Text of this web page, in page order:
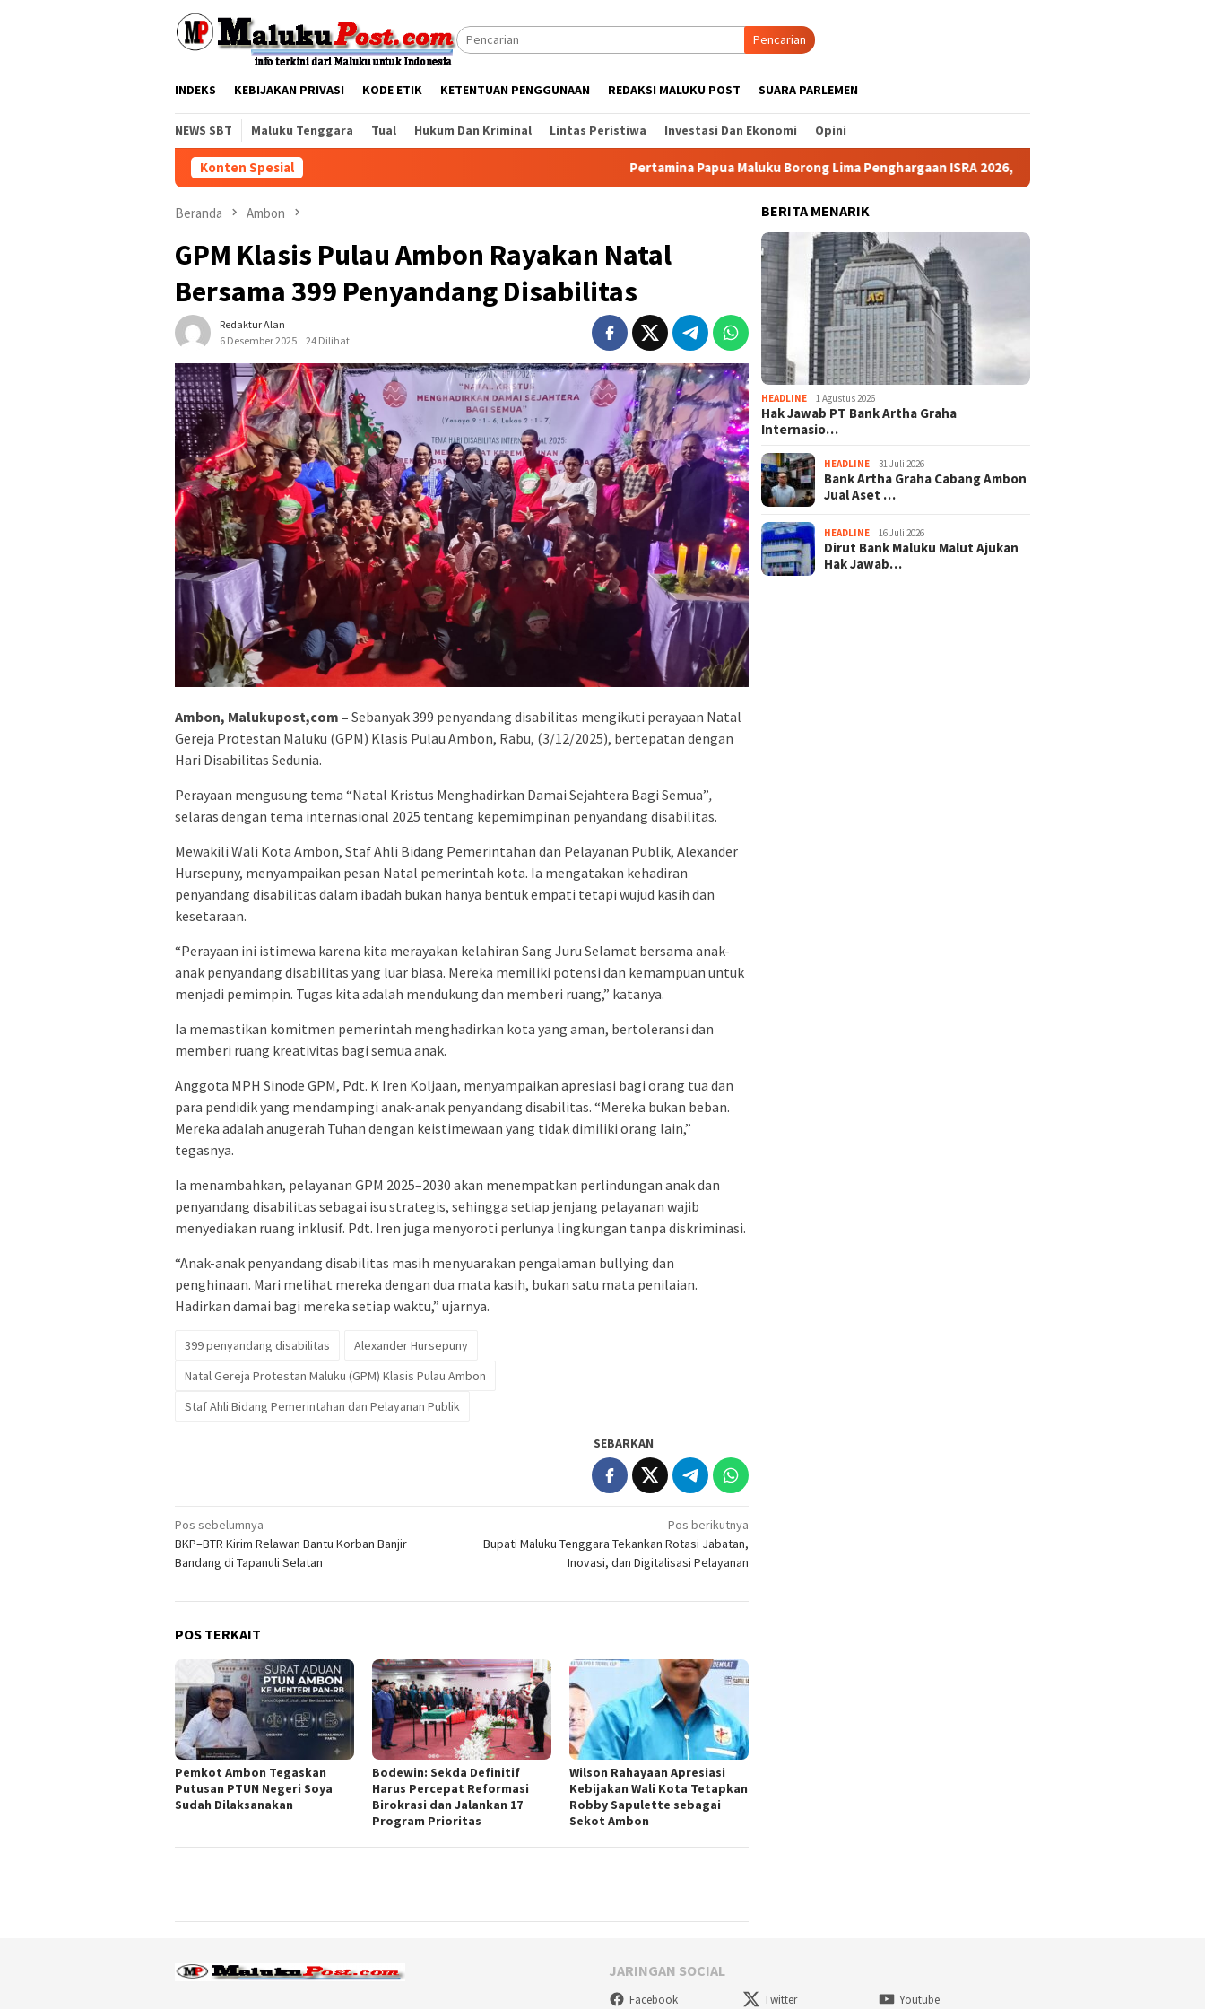
Pencarian
INDEKS KEBIJAKAN PRIVASI KODE ETIK KETENTUAN PENGGUNAAN REDAKSI MALUKU POST SUARA PARLEMEN
NEWS SBT Maluku Tenggara Tual Hukum Dan Kriminal Lintas Peristiwa Investasi Dan Ekonomi Opini
Konten Spesial Pertamina Papua Maluku Borong Lima Penghargaan ISRA 2026, Tiga Program Raih Predikat Emas
Beranda Ambon
GPM Klasis Pulau Ambon Rayakan Natal
Bersama 399 Penyandang Disabilitas
Redaktur Alan
6 Desember 2025
24 Dilihat
Ambon, Malukupost,com – Sebanyak 399 penyandang disabilitas mengikuti perayaan Natal
Gereja Protestan Maluku (GPM) Klasis Pulau Ambon, Rabu, (3/12/2025), bertepatan dengan
Hari Disabilitas Sedunia.
Perayaan mengusung tema “Natal Kristus Menghadirkan Damai Sejahtera Bagi Semua”,
selaras dengan tema internasional 2025 tentang kepemimpinan penyandang disabilitas.
Mewakili Wali Kota Ambon, Staf Ahli Bidang Pemerintahan dan Pelayanan Publik, Alexander
Hursepuny, menyampaikan pesan Natal pemerintah kota. Ia mengatakan kehadiran
penyandang disabilitas dalam ibadah bukan hanya bentuk empati tetapi wujud kasih dan
kesetaraan.
“Perayaan ini istimewa karena kita merayakan kelahiran Sang Juru Selamat bersama anak-
anak penyandang disabilitas yang luar biasa. Mereka memiliki potensi dan kemampuan untuk
menjadi pemimpin. Tugas kita adalah mendukung dan memberi ruang,” katanya.
Ia memastikan komitmen pemerintah menghadirkan kota yang aman, bertoleransi dan
memberi ruang kreativitas bagi semua anak.
Anggota MPH Sinode GPM, Pdt. K Iren Koljaan, menyampaikan apresiasi bagi orang tua dan
para pendidik yang mendampingi anak-anak penyandang disabilitas. “Mereka bukan beban.
Mereka adalah anugerah Tuhan dengan keistimewaan yang tidak dimiliki orang lain,”
tegasnya.
Ia menambahkan, pelayanan GPM 2025–2030 akan menempatkan perlindungan anak dan
penyandang disabilitas sebagai isu strategis, sehingga setiap jenjang pelayanan wajib
menyediakan ruang inklusif. Pdt. Iren juga menyoroti perlunya lingkungan tanpa diskriminasi.
“Anak-anak penyandang disabilitas masih menyuarakan pengalaman bullying dan
penghinaan. Mari melihat mereka dengan dua mata kasih, bukan satu mata penilaian.
Hadirkan damai bagi mereka setiap waktu,” ujarnya.
399 penyandang disabilitas
Alexander Hursepuny
Natal Gereja Protestan Maluku (GPM) Klasis Pulau Ambon
Staf Ahli Bidang Pemerintahan dan Pelayanan Publik
SEBARKAN
Navigasi
pos
Pos sebelumnya
BKP–BTR Kirim Relawan Bantu Korban Banjir
Bandang di Tapanuli Selatan
Pos berikutnya
Bupati Maluku Tenggara Tekankan Rotasi Jabatan,
Inovasi, dan Digitalisasi Pelayanan
POS TERKAIT
Pemkot Ambon Tegaskan
Putusan PTUN Negeri Soya
Sudah Dilaksanakan
Bodewin: Sekda Definitif
Harus Percepat Reformasi
Birokrasi dan Jalankan 17
Program Prioritas
Wilson Rahayaan Apresiasi
Kebijakan Wali Kota Tetapkan
Robby Sapulette sebagai
Sekot Ambon
BERITA MENARIK
HEADLINE 1 Agustus 2026
Hak Jawab PT Bank Artha Graha
Internasio…
HEADLINE 31 Juli 2026
Bank Artha Graha Cabang Ambon
Jual Aset …
HEADLINE 16 Juli 2026
Dirut Bank Maluku Malut Ajukan
Hak Jawab…
JARINGAN SOCIAL
Facebook Twitter Youtube